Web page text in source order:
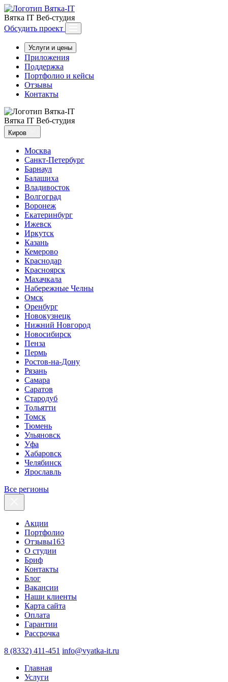
Вятка IT Веб-студия
Обсудить проект
Услуги и цены
Приложения
Поддержка
Портфолио и кейсы
Отзывы
Контакты
Вятка IT Веб-студия
Киров
Москва
Санкт-Петербург
Барнаул
Балашиха
Владивосток
Волгоград
Воронеж
Екатеринбург
Ижевск
Иркутск
Казань
Кемерово
Краснодар
Красноярск
Махачкала
Набережные Челны
Омск
Оренбург
Новокузнецк
Нижний Новгород
Новосибирск
Пенза
Пермь
Ростов-на-Дону
Рязань
Самара
Саратов
Стародуб
Тольятти
Томск
Тюмень
Ульяновск
Уфа
Хабаровск
Челябинск
Ярославль
Все регионы
Акции
Портфолио
Отзывы163
О студии
Бриф
Контакты
Блог
Вакансии
Наши клиенты
Карта сайта
Оплата
Гарантии
Рассрочка
8 (8332) 411-451 info@vyatka-it.ru
Главная
Услуги